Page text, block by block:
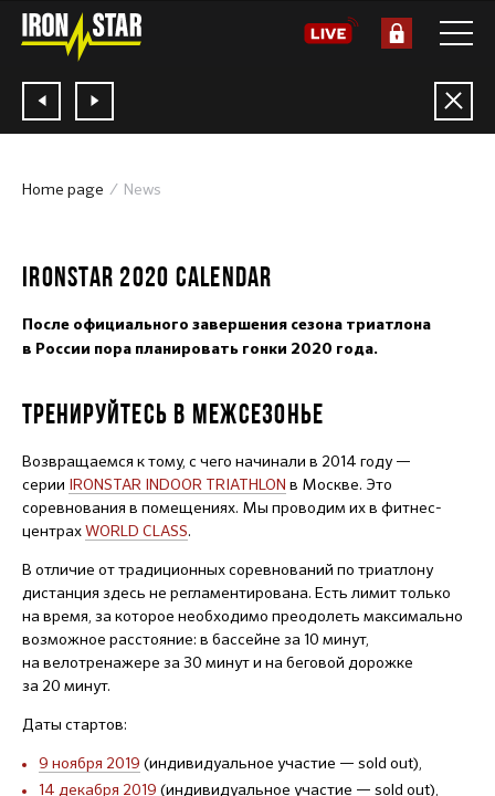
Home page News
IRONSTAR 2020 CALENDAR
После официального завершения сезона триатлона
в России пора планировать гонки 2020 года.
ТРЕНИРУЙТЕСЬ В МЕЖСЕЗОНЬЕ
Возвращаемся к тому, с чего начинали в 2014 году —
серии IRONSTAR INDOOR TRIATHLON в Москве. Это
соревнования в помещениях. Мы проводим их в фитнес-
центрахWORLD CLASS.
В отличие от традиционных соревнований по триатлону
дистанция здесь не регламентирована. Есть лимит только
на время, за которое необходимо преодолеть максимально
возможное расстояние: в бассейне за 10 минут,
на велотренажере за 30 минут и на беговой дорожке
за 20 минут.
Даты стартов:
9 ноября 2019 (индивидуальное участие — sold out),
14 декабря 2019 (индивидуальное участие — sold out),